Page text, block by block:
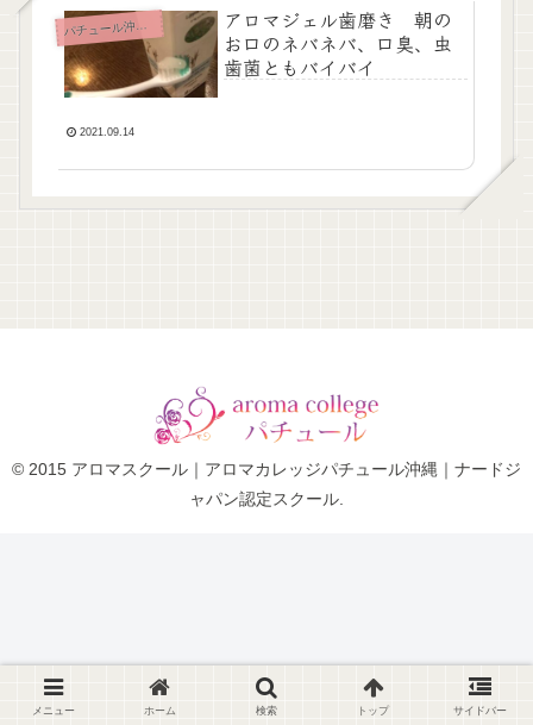
パチュール沖縄News
アロマジェル歯磨き 朝の
お口のネバネバ、口臭、虫
歯菌ともバイバイ
2021.09.14
© 2015 アロマスクール｜アロマカレッジパチュール沖縄｜ナードジ
ャパン認定スクール.
メニュー ホーム 検索 トップ サイドバー